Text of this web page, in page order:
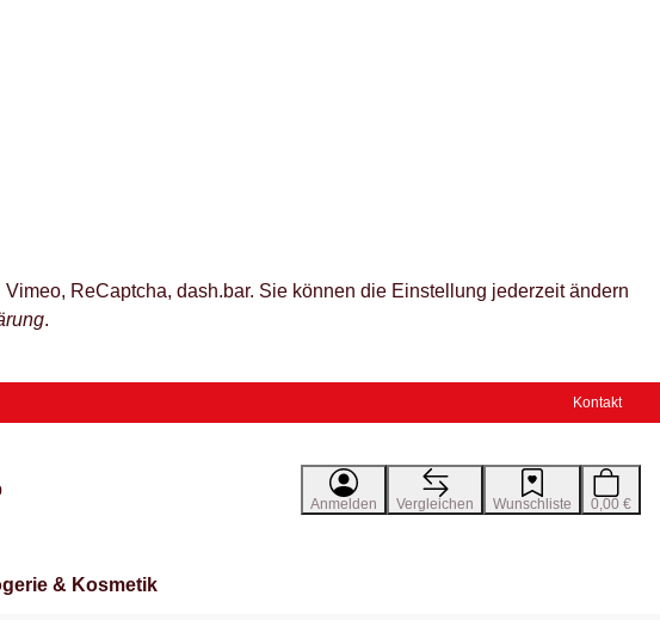
ReCaptcha, dash.bar. Sie können die Einstellung jederzeit ändern
.
Kontakt
Anmelden Vergleichen Wunschliste 0,00 €
& Kosmetik